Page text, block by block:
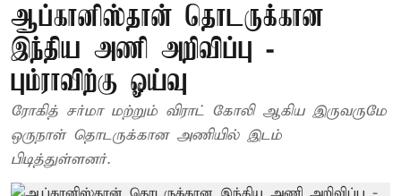
ஆப்கானிஸ்தான் தொடருக்கான
இந்திய அணி அறிவிப்பு -
பும்ராவிற்கு ஓய்வு
ரோகித் சர்மா மற்றும் விராட் கோலி ஆகிய இருவருமே
ஒருநாள் தொடருக்கான அணியில் இடம்
பிடித்துள்ளனர்.